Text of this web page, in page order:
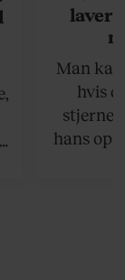
laver
Man
hvis
hans